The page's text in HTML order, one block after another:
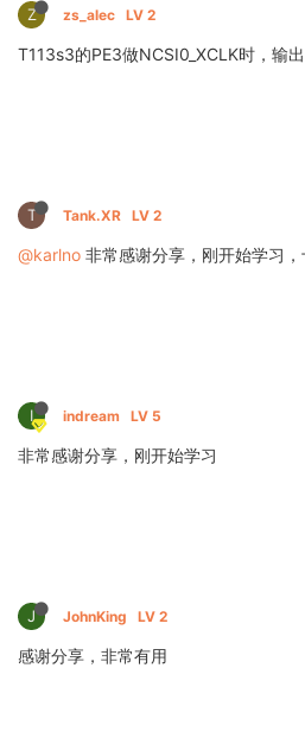
Z zs_alec LV 2
T113s3的PE3做NCSI0_XCLK时，输
T Tank.XR LV 2
@karlno 非常感谢分享，刚开始学习
I indream LV 5
非常感谢分享，刚开始学习
J JohnKing LV 2
感谢分享，非常有用